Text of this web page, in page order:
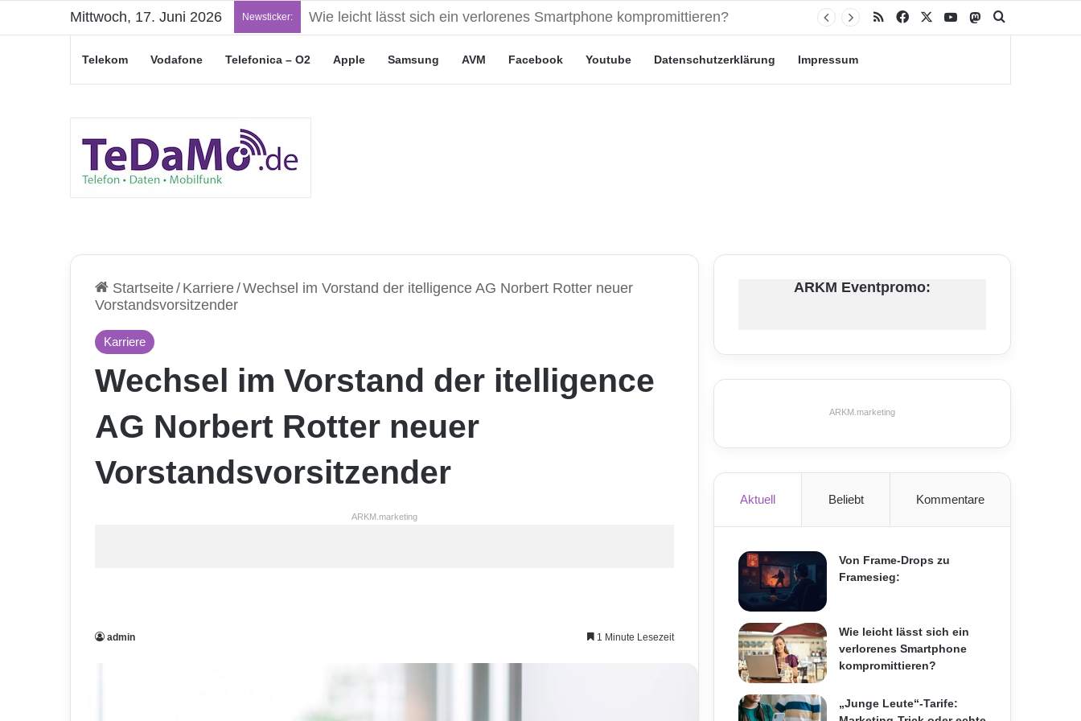
Mittwoch, 17. Juni 2026 Newsticker: „Junge Leute“-Tarife: Marketing-Trick oder echte Vorteile? RSS Facebook YouTubeMastodon
Telekom Vodafone Telefonica – O2 Apple Samsung AVM Facebook Youtube Datenschutzerklärung Impressum
Startseite/ Karriere/Wechsel im Vorstand der itelligence AG Norbert Rotter neuer
Vorstandsvorsitzender
Karriere
Wechsel im Vorstand der itelligence
AG Norbert Rotter neuer
Vorstandsvorsitzender
ARKM.marketing
admin 1 Minute Lesezeit
ARKM Eventpromo:
ARKM.marketing
Aktuell Beliebt Kommentare
Von Frame-Drops zu
Framesieg:
Wie leicht lässt sich ein
verlorenes Smartphone
kompromittieren?
„Junge Leute“-Tarife: